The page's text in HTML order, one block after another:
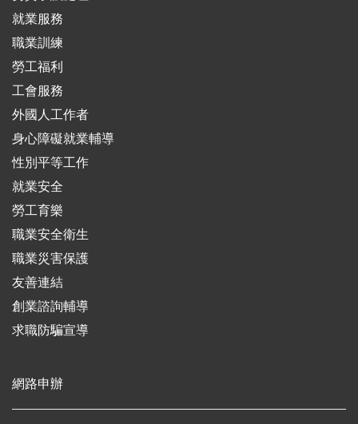
就業服務
職業訓練
勞工福利
工會服務
外國人工作者
身心障礙就業輔導
性別平等工作
就業安全
勞工育樂
職業安全衛生
職業災害保護
友善連結
創業諮詢輔導
求職防騙宣導
網路申辦